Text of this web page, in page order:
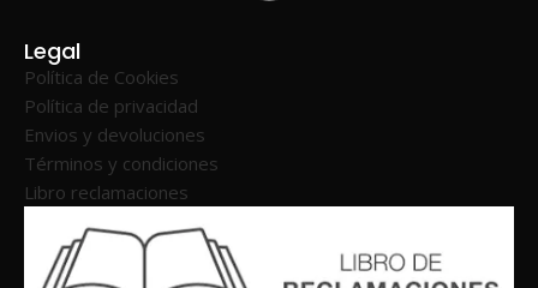
Legal
Política de Cookies
Política de privacidad
Envios y devoluciones
Términos y condiciones
Libro reclamaciones